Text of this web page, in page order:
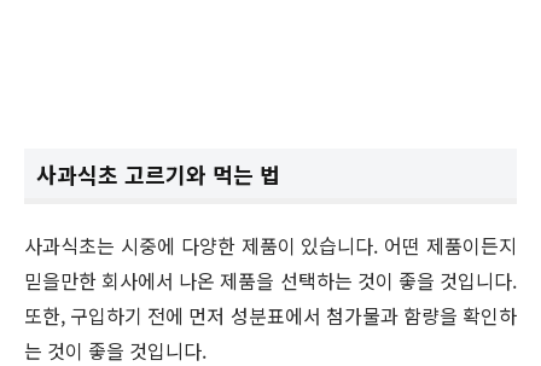
사과식초 고르기와 먹는 법
사과식초는 시중에 다양한 제품이 있습니다. 어떤 제품이든지
믿을만한 회사에서 나온 제품을 선택하는 것이 좋을 것입니다.
또한, 구입하기 전에 먼저 성분표에서 첨가물과 함량을 확인하
는 것이 좋을 것입니다.